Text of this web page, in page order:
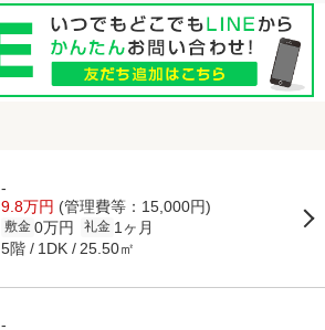
-
9.8万円 (管理費等：15,000円)
敷金 0万円 礼金 1ヶ月
5階 1DK 25.50㎡
-